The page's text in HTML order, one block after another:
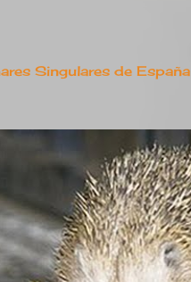
Singulares de España